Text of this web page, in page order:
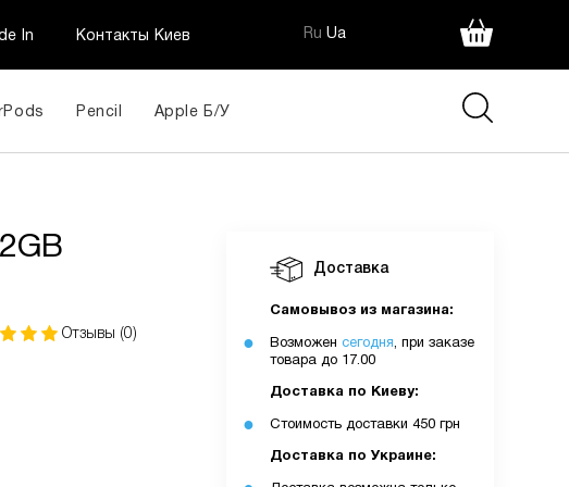
In Контакты Киев Ru Ua
Pencil Apple Б/У
Отзывы (0)
Доставка
Самовывоз из магазина:
Возможен сегодня, при заказе
товара до 17.00
Доставка по Киеву:
Стоимость доставки 450 грн
Доставка по Украине: